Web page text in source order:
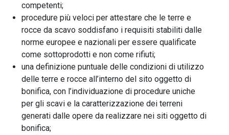
competenti;
procedure più veloci per attestare che le terre e
rocce da scavo soddisfano i requisiti stabiliti dalle
norme europee e nazionali per essere qualificate
come sottoprodotti e non come rifiuti;
una definizione puntuale delle condizioni di utilizzo
delle terre e rocce all’interno del sito oggetto di
bonifica, con l’individuazione di procedure uniche
per gli scavi e la caratterizzazione dei terreni
generati dalle opere da realizzare nei siti oggetto di
bonifica;